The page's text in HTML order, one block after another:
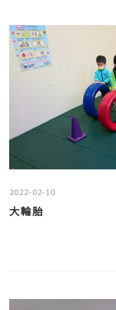
2022-02-10
大輪胎